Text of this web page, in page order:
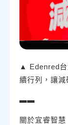
▲ Edenred台
續行列，讓減
▬▬
關於宜睿智慧